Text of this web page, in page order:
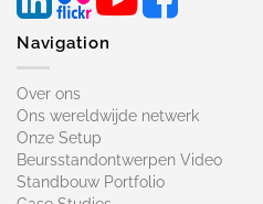
Navigation
Over ons
Ons wereldwijde netwerk
Onze Setup
Beursstandontwerpen Video
Standbouw Portfolio